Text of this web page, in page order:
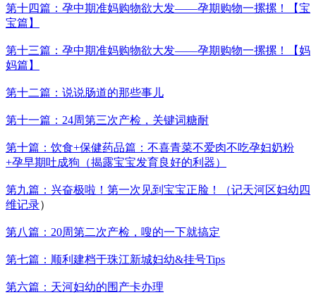
第十四篇：孕中期准妈购物欲大发——孕期购物一摞摞！【宝
宝篇】
第十三篇：孕中期准妈购物欲大发——孕期购物一摞摞！【妈
妈篇】
第十二篇：说说肠道的那些事儿
第十一篇：24周第三次产检，关键词糖耐
第十篇：饮食+保健药品篇：不喜青菜不爱肉不吃孕妇奶粉
+孕早期吐成狗（揭露宝宝发育良好的利器）
第九篇：兴奋极啦！第一次见到宝宝正脸！（记天河区妇幼四
维记录）
第八篇：20周第二次产检，嗖的一下就搞定
第七篇：顺利建档于珠江新城妇幼&挂号Tips
第六篇：天河妇幼的围产卡办理